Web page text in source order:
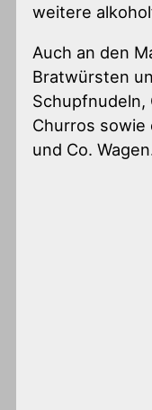
weitere
Auch an den
Bratwürsten
Schupfnudeln,
Churros sowie
und Co.